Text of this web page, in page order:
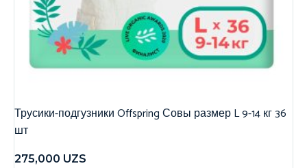
Трусики-подгузники Offspring Совы размер L 9-14 кг 36
шт
275,000 UZS